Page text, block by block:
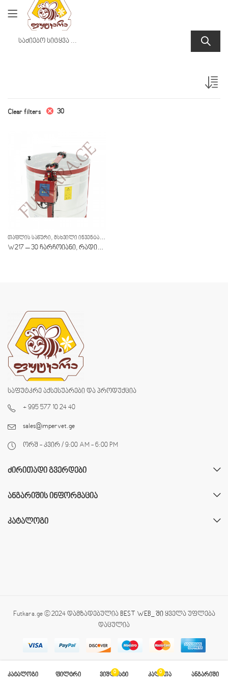
Clear filters 30
ᲗᲐᲤᲚᲘᲡ ᲡᲐᲬᲣᲠᲘ, ᲛᲡᲮᲕᲘᲚᲘ ᲘᲜᲕᲔᲜᲢᲐᲠᲘ
W217 – 30 ჩარჩოიანი, რადიალური, ელექტრო 12/230ვ
საფუტკრე აქსესუარები და პროდუქცია
+ 995 577 10 24 40
sales@impervet.ge
ორშ - კვირ / 9:00 AM - 6:00 PM
ᲫᲘᲠᲘᲗᲐᲓᲘ ᲒᲕᲔᲠᲓᲔᲑᲘ
ᲐᲜᲒᲐᲠᲘᲨᲘᲡ ᲘᲜᲤᲝᲠᲛᲐᲪᲘᲐ
ᲙᲐᲢᲐᲚᲝᲒᲘ
Futkara.ge © 2024 დამზადებულია BEST WEB_ შიყველა უფლება
დაცულია
კატალოგი ფილტრი 0
ვიშლისტი 0
კალათა ანგარიში